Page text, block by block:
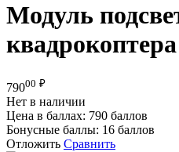
Модуль
79000 ₽
Нет в наличии
Цена в баллах: 790 баллов
Бонусные баллы: 16 баллов
Отложить Сравнить